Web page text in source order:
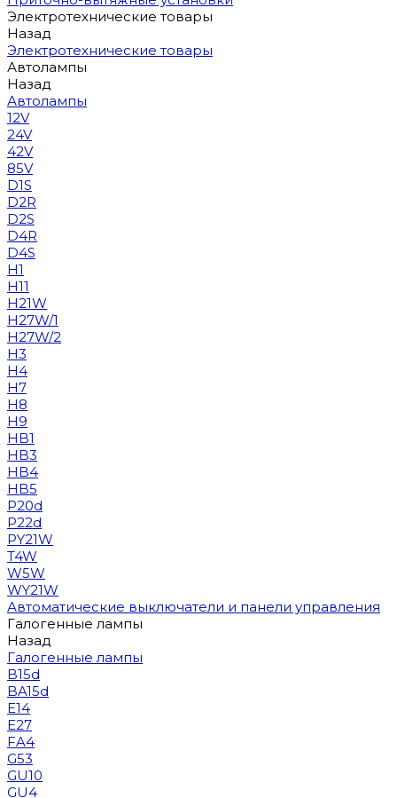
Электротехнические товары
Назад
Электротехнические товары
Автолампы
Назад
Автолампы
12V
24V
42V
85V
D1S
D2R
D2S
D4R
D4S
H1
H11
H21W
H27W/1
H27W/2
H3
H4
H7
H8
H9
HB1
HB3
HB4
HB5
P20d
P22d
PY21W
T4W
W5W
WY21W
Автоматические выключатели и панели управления
Галогенные лампы
Назад
Галогенные лампы
B15d
BA15d
E14
E27
FA4
G53
GU10
GU4